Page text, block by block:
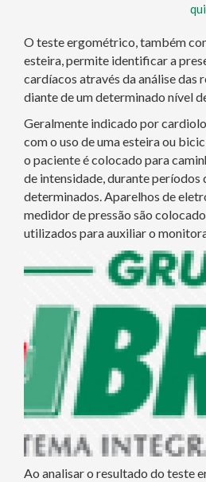
O teste ergométrico, também
esteira, permite identificar a
cardíacos através da análise das
diante de um determinado nível
Geralmente indicado por
com o uso de uma esteira ou
o paciente é colocado para
de intensidade, durante períodos
determinados. Aparelhos de
medidor de pressão são
utilizados para auxiliar o
Ao analisar o resultado do teste